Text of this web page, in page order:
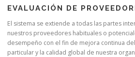
EVALUACIÓN DE
El sistema se extiende a todas las partes
nuestros proveedores habituales o
desempeño con el fin de mejora continua
particular y la calidad global de nuestra